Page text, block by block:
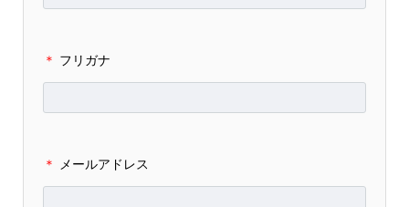
＊ フリガナ
＊ メールアドレス